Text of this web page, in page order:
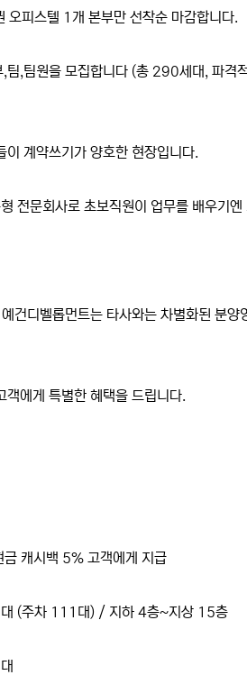
피스텔 1개 본부만 선착순 마감합니다.
팀,팀원을 모집합니다 (총 290세대, 파격
계약쓰기가 양호한 현장입니다.
전문회사로 초보직원이 업무를 배우기엔
건디벨롭먼트는 타사와는 차별화된 분양
에게 특별한 혜택을 드립니다.
캐시백 5% 고객에게 지급
(주차 111대) / 지하 4층~지상 15층